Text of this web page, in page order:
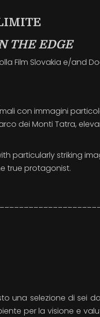
THE EDGE
Film Slovakia e/and
con immagini
dei Monti Tatra,
particularly striking
true protagonist.
una selezione di sei
per la visione e